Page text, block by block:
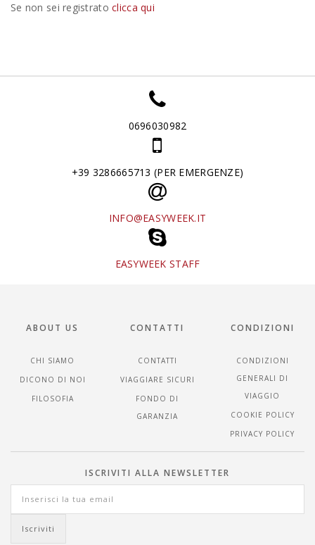
Se non sei registratoclicca qui
0696030982
+39 3286665713 (PER EMERGENZE)
INFO@EASYWEEK.IT
EASYWEEK STAFF
ABOUT US
CHI SIAMO
DICONO DI NOI
FILOSOFIA
CONTATTI
CONTATTI
VIAGGIARE SICURI
FONDO DI
GARANZIA
CONDIZIONI
CONDIZIONI
GENERALI DI
VIAGGIO
COOKIE POLICY
PRIVACY POLICY
ISCRIVITI ALLA NEWSLETTER